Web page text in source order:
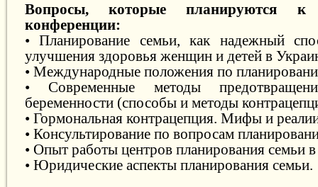
Вопросы, которые планируются
конференции:
• Планирование семьи, как надежный
улучшения здоровья женщин и детей в
• Международные положения по
• Современные методы
беременности (способы и методы
• Гормональная контрацепция. Мифы и
• Консультирование по вопросам
• Опыт работы центров планирования семьи
• Юридические аспекты планирования семьи.